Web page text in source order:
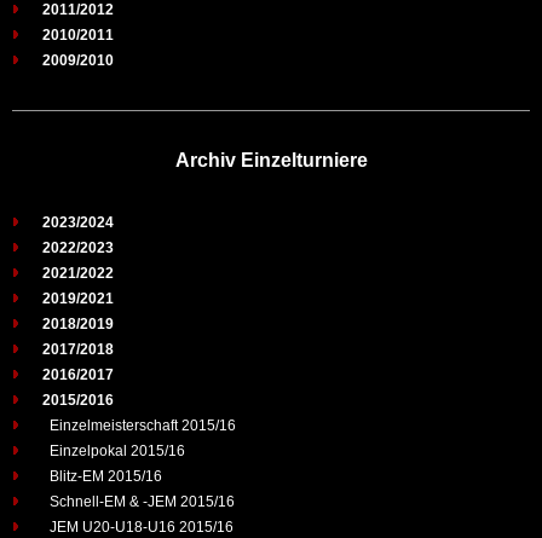
2011/2012
2010/2011
2009/2010
Archiv Einzelturniere
2023/2024
2022/2023
2021/2022
2019/2021
2018/2019
2017/2018
2016/2017
2015/2016
Einzelmeisterschaft 2015/16
Einzelpokal 2015/16
Blitz-EM 2015/16
Schnell-EM & -JEM 2015/16
JEM U20-U18-U16 2015/16